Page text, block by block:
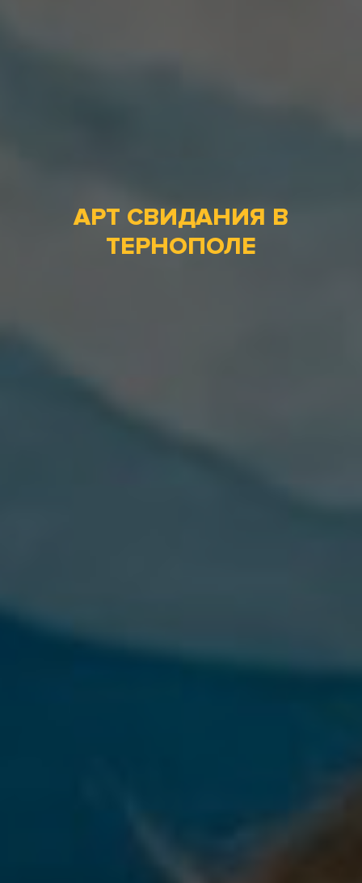
АРТ СВИДАНИЯ В
ТЕРНОПОЛЕ